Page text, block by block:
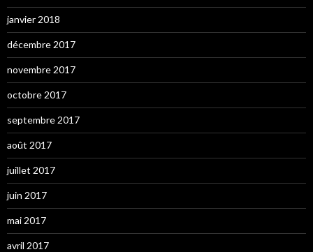
janvier 2018
décembre 2017
novembre 2017
octobre 2017
septembre 2017
août 2017
juillet 2017
juin 2017
mai 2017
avril 2017